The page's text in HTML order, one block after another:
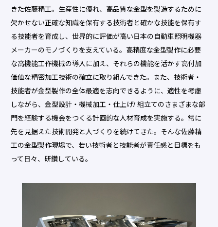
きた佐藤精工。生産性に優れ、高品質な金型を製造するために
欠かせない正確な知識を保有する技術者と確かな技能を保有す
る技能者を育成し、世界的に評価が高い日本の自動車照明機器
メーカーのモノづくりを支えている。高精度な金型製作に必要
な高機能工作機械の導入に加え、それらの機能を活かす高付加
価値な精密加工技術の確立に取り組んできた。また、技術者・
技能者が金型製作の全体最適を志向できるように、適性を考慮
しながら、金型設計・機械加工・仕上げ/ 組立てのさまざまな部
門を経験する機会をつくる計画的な人材育成を実施する。常に
先を見据えた技術開発と人づくりを続けてきた。そんな佐藤精
工の金型製作現場で、若い技術者と技能者が責任感と目標をも
って日々、研鑽している。